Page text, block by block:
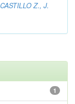
CASTILLO Z., J.
1